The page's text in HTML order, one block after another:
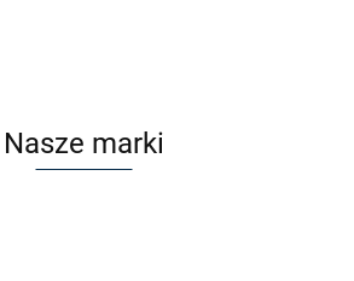
Nasze marki